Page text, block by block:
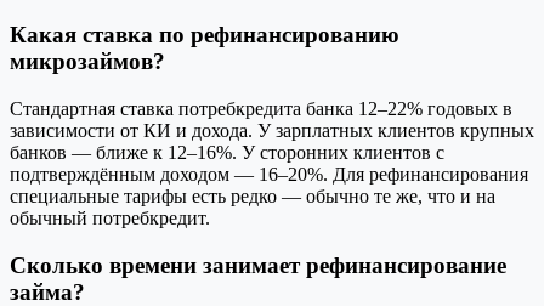
Какая ставка по рефинансированию
микрозаймов?
Стандартная ставка потребкредита банка 12–22% годовых в
зависимости от КИ и дохода. У зарплатных клиентов крупных
банков — ближе к 12–16%. У сторонних клиентов с
подтверждённым доходом — 16–20%. Для рефинансирования
специальные тарифы есть редко — обычно те же, что и на
обычный потребкредит.
Сколько времени занимает рефинансирование
займа?